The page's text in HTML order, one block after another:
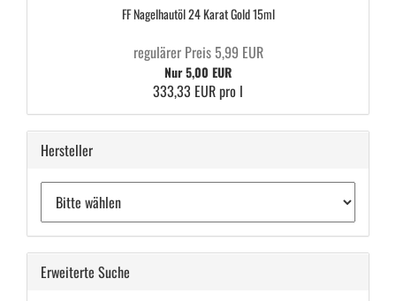
FF Na­gel­haut­öl 24 Karat Gold 15ml
regulärer Preis 5,99 EUR
Nur 5,00 EUR
333,33 EUR pro l
Hersteller
Erweiterte Suche